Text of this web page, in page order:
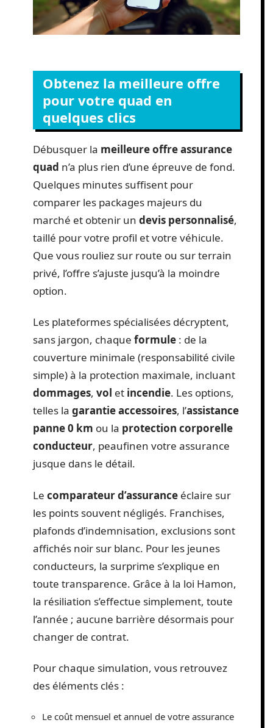
Obtenez la meilleure offre
pour votre quad en
quelques clics
Débusquer la meilleure offre assurance
quad n’a plus rien d’une épreuve de fond.
Quelques minutes suffisent pour
comparer les packages majeurs du
marché et obtenir un devis personnalisé,
taillé pour votre profil et votre véhicule.
Que vous rouliez sur route ou sur terrain
privé, l’offre s’ajuste jusqu’à la moindre
option.
Les plateformes spécialisées décryptent,
sans jargon, chaque formule : de la
couverture minimale (responsabilité civile
simple) à la protection maximale, incluant
dommages, vol et incendie. Les options,
telles la garantie accessoires, l’assistance
panne 0 km ou la protection corporelle
conducteur, peaufinen votre assurance
jusque dans le détail.
Le comparateur d’assurance éclaire sur
les points souvent négligés. Franchises,
plafonds d’indemnisation, exclusions sont
affichés noir sur blanc. Pour les jeunes
conducteurs, la surprime s’explique en
toute transparence. Grâce à la loi Hamon,
la résiliation s’effectue simplement, toute
l’année ; aucune barrière désormais pour
changer de contrat.
Pour chaque simulation, vous retrouvez
des éléments clés :
Le coût mensuel et annuel de votre assurance